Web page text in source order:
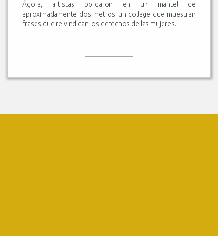
Ágora, artistas bordaron en un mantel de
aproximadamente dos metros un collage que muestran
frases que reivindican los derechos de las mujeres.